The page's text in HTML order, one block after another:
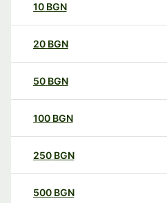
10 BGN
20 BGN
50 BGN
100 BGN
250 BGN
500 BGN